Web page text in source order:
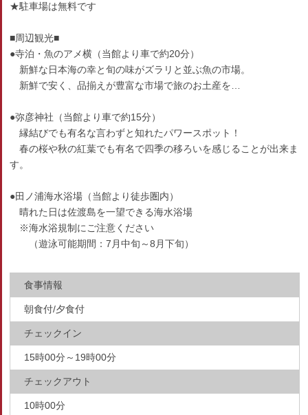
★駐車場は無料です
■周辺観光■
●寺泊・魚のアメ横（当館より車で約20分）
新鮮な日本海の幸と旬の味がズラリと並ぶ魚の市場。
新鮮で安く、品揃えが豊富な市場で旅のお土産を…
●弥彦神社（当館より車で約15分）
縁結びでも有名な言わずと知れたパワースポット！
春の桜や秋の紅葉でも有名で四季の移ろいを感じることが出来ま
す。
●田ノ浦海水浴場（当館より徒歩圏内）
晴れた日は佐渡島を一望できる海水浴場
※海水浴規制にご注意ください
（遊泳可能期間：7月中旬～8月下旬）
食事情報
朝食付/夕食付
チェックイン
15時00分～19時00分
チェックアウト
10時00分